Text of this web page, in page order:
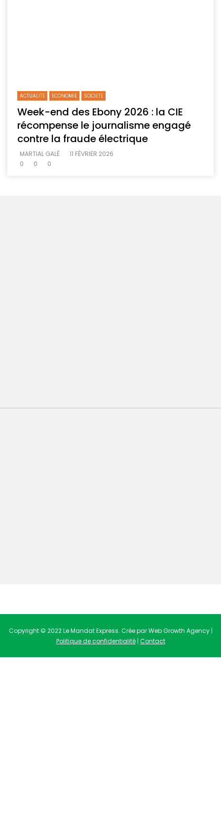
ACTUALITE ECONOMIE SOCIETE
Week-end des Ebony 2026 : la CIE
récompense le journalisme engagé
contre la fraude électrique
MARTIAL GALÉ
11 FÉVRIER 2026
0
0 0
Copyright © 2022 Le Mandat Express. Crée par Web Growth Agency |
Politique de confidentialité| Contact